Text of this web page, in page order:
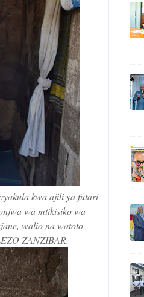
kwa ajili ya futari
wa mtikisiko wa
walio na watoto
ZANZIBAR.